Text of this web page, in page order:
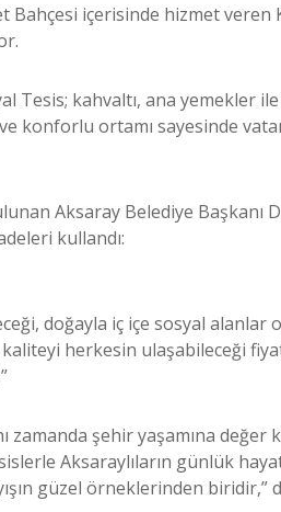
içerisinde hizmet
Tesis; kahvaltı, ana yemekler
konforlu ortamı sayesinde
Aksaray Belediye Başkanı
kullandı:
doğayla iç içe sosyal
herkesin ulaşabileceği
zamanda şehir yaşamına
Aksaraylıların günlük
güzel örneklerinden biridir,”